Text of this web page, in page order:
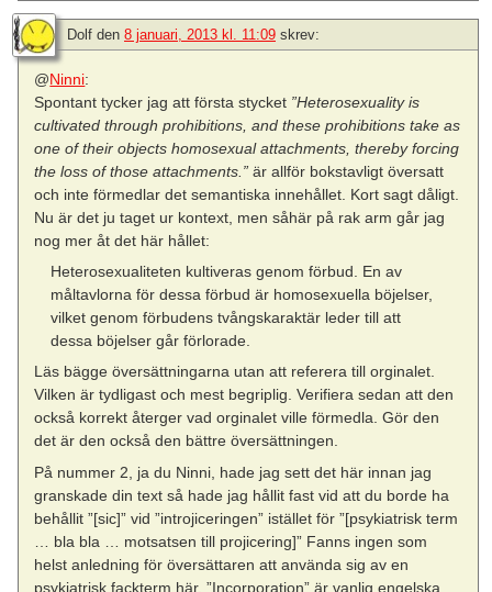
Dolf den 8 januari, 2013 kl. 11:09 skrev:
@Ninni:
Spontant tycker jag att första stycket ”Heterosexuality is
cultivated through prohibitions, and these prohibitions take as
one of their objects homosexual attachments, thereby forcing
the loss of those attachments.” är allför bokstavligt översatt
och inte förmedlar det semantiska innehållet. Kort sagt dåligt.
Nu är det ju taget ur kontext, men såhär på rak arm går jag
nog mer åt det här hållet:
Heterosexualiteten kultiveras genom förbud. En av
måltavlorna för dessa förbud är homosexuella böjelser,
vilket genom förbudens tvångskaraktär leder till att
dessa böjelser går förlorade.
Läs bägge översättningarna utan att referera till orginalet.
Vilken är tydligast och mest begriplig. Verifiera sedan att den
också korrekt återger vad orginalet ville förmedla. Gör den
det är den också den bättre översättningen.
På nummer 2, ja du Ninni, hade jag sett det här innan jag
granskade din text så hade jag hållit fast vid att du borde ha
behållit ”[sic]” vid ”introjiceringen” istället för ”[psykiatrisk term
… bla bla … motsatsen till projicering]” Fanns ingen som
helst anledning för översättaren att använda sig av en
psykiatrisk fackterm här. ”Incorporation” är vanlig engelska